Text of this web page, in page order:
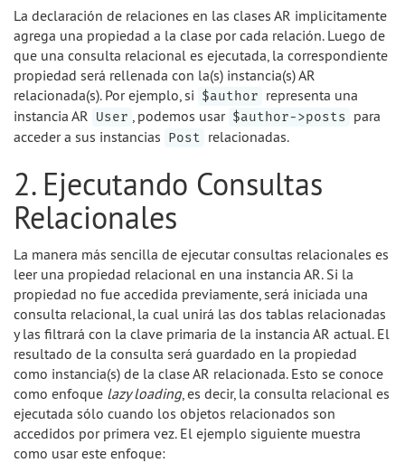
La declaración de relaciones en las clases AR implicitamente
agrega una propiedad a la clase por cada relación. Luego de
que una consulta relacional es ejecutada, la correspondiente
propiedad será rellenada con la(s) instancia(s) AR
relacionada(s). Por ejemplo, si $author representa una
instancia AR
User , podemos usar $author->posts para
acceder a sus instancias Post relacionadas.
2. Ejecutando Consultas
Relacionales
La manera más sencilla de ejecutar consultas relacionales es
leer una propiedad relacional en una instancia AR. Si la
propiedad no fue accedida previamente, será iniciada una
consulta relacional, la cual unirá las dos tablas relacionadas
y las filtrará con la clave primaria de la instancia AR actual. El
resultado de la consulta será guardado en la propiedad
como instancia(s) de la clase AR relacionada. Esto se conoce
como enfoque lazy loading, es decir, la consulta relacional es
ejecutada sólo cuando los objetos relacionados son
accedidos por primera vez. El ejemplo siguiente muestra
como usar este enfoque: